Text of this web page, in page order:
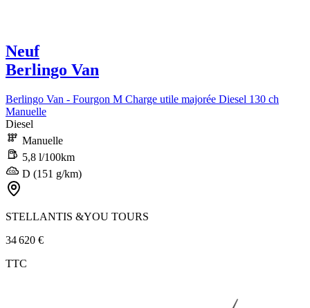
Neuf
Berlingo Van
Berlingo Van - Fourgon M Charge utile majorée Diesel 130 ch
Manuelle
Diesel
Manuelle
5,8 l/100km
D (151 g/km)
STELLANTIS &YOU TOURS
34 620 €
TTC